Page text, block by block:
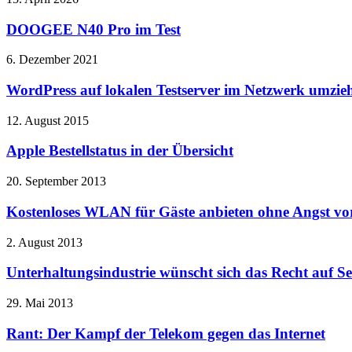
DOOGEE N40 Pro im Test
6. Dezember 2021
WordPress auf lokalen Testserver im Netzwerk
12. August 2015
Apple Bestellstatus in der Übersicht
20. September 2013
Kostenloses WLAN für Gäste anbieten ohne Angst
2. August 2013
Unterhaltungsindustrie wünscht sich das Recht auf
29. Mai 2013
Rant: Der Kampf der Telekom gegen das Internet